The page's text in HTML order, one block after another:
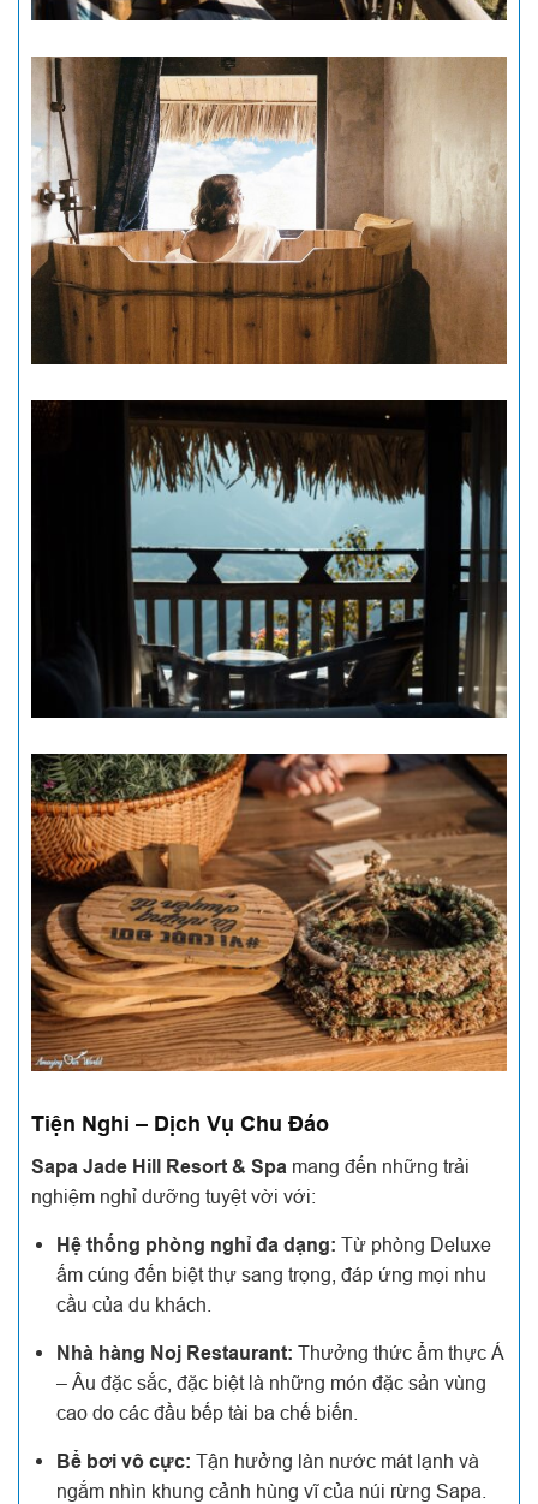
Tiện Nghi – Dịch Vụ Chu Đáo
Sapa Jade Hill Resort & Spa mang đến những trải
nghiệm nghỉ dưỡng tuyệt vời với:
Hệ thống phòng nghỉ đa dạng: Từ phòng Deluxe
ấm cúng đến biệt thự sang trọng, đáp ứng mọi nhu
cầu của du khách.
Nhà hàng Noj Restaurant: Thưởng thức ẩm thực Á
– Âu đặc sắc, đặc biệt là những món đặc sản vùng
cao do các đầu bếp tài ba chế biến.
Bể bơi vô cực: Tận hưởng làn nước mát lạnh và
ngắm nhìn khung cảnh hùng vĩ của núi rừng Sapa.